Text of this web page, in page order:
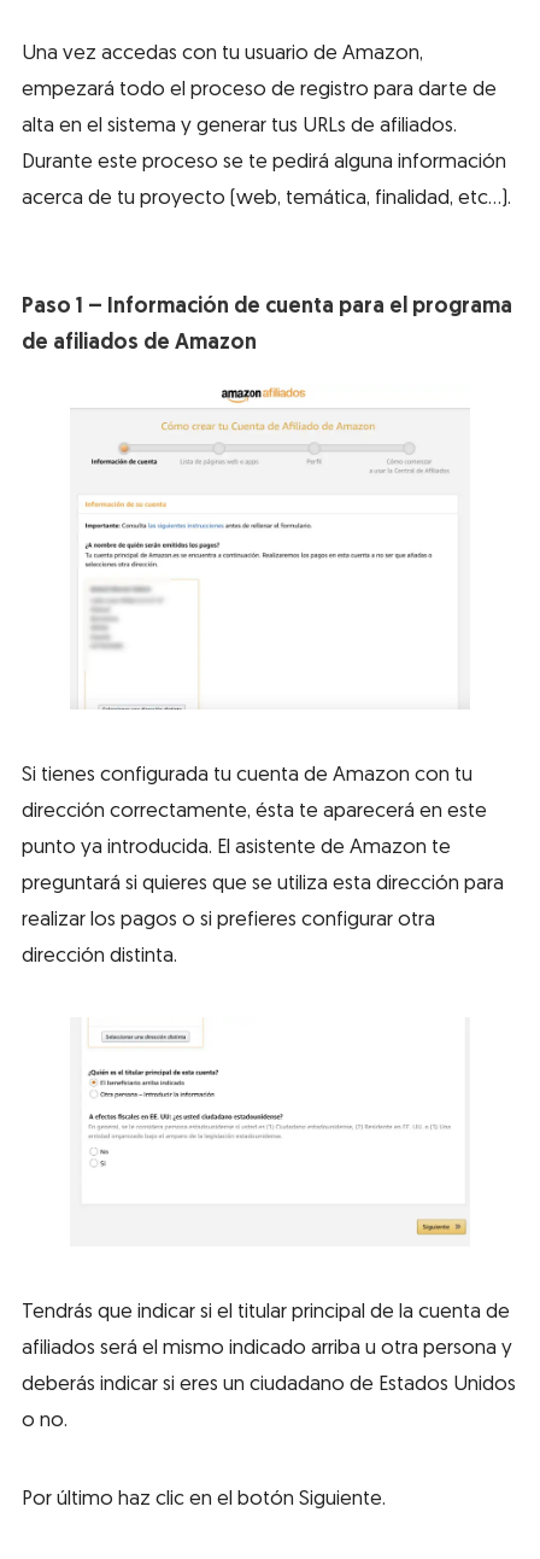
Una vez accedas con tu usuario de Amazon,
empezará todo el proceso de registro para darte de
alta en el sistema y generar tus URLs de afiliados.
Durante este proceso se te pedirá alguna información
acerca de tu proyecto (web, temática, finalidad, etc…).
Paso 1 – Información de cuenta para el programa
de afiliados de Amazon
Si tienes configurada tu cuenta de Amazon con tu
dirección correctamente, ésta te aparecerá en este
punto ya introducida. El asistente de Amazon te
preguntará si quieres que se utiliza esta dirección para
realizar los pagos o si prefieres configurar otra
dirección distinta.
Tendrás que indicar si el titular principal de la cuenta de
afiliados será el mismo indicado arriba u otra persona y
deberás indicar si eres un ciudadano de Estados Unidos
o no.
Por último haz clic en el botón Siguiente.